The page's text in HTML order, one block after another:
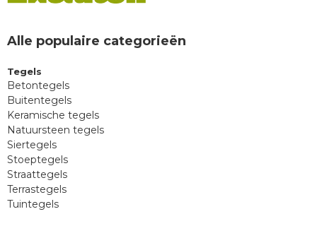
Alle populaire categorieën
Tegels
Betontegels
Buitentegels
Keramische tegels
Natuursteen tegels
Siertegels
Stoeptegels
Straattegels
Terrastegels
Tuintegels